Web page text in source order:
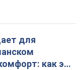
для
как это